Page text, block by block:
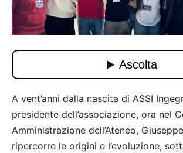
A vent’anni dalla nascita di ASSI
presidente dell’associazione, ora nel
Amministrazione dell’Ateneo,
ripercorre le origini e l’evoluzione,